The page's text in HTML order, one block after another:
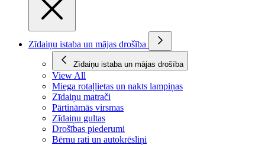
Zīdaiņu istaba un mājas drošība
Zīdaiņu istaba un mājas drošība
View All
Miega rotaļlietas un nakts lampiņas
Zīdaiņu matrači
Pārtināmās virsmas
Zīdaiņu gultas
Drošības piederumi
Bērnu rati un autokrēsliņi